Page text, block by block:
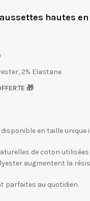
hautes en
2% Elastane
🎁
en taille unique
de coton
augmentent la
parfaites au quotidien.